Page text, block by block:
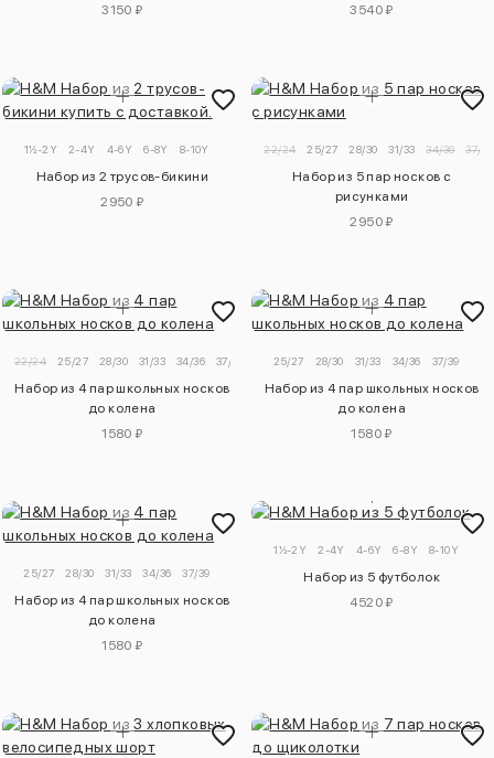
3150 ₽
3540 ₽
1½-2Y 2-4Y 4-6Y 6-8Y 8-10Y
Набор из 2 трусов-бикини
2950 ₽
22/24 25/27 28/30 31/33 34/36 37/39
Набор из 5 пар носков с
рисунками
2950 ₽
22/24 25/27 28/30 31/33 34/36 37/39
Набор из 4 пар школьных носков
до колена
1580 ₽
25/27 28/30 31/33 34/36 37/39
Набор из 4 пар школьных носков
до колена
1580 ₽
25/27 28/30 31/33 34/36 37/39
Набор из 4 пар школьных носков
до колена
1580 ₽
1½-2Y 2-4Y 4-6Y 6-8Y 8-10Y
Набор из 5 футболок
4520 ₽